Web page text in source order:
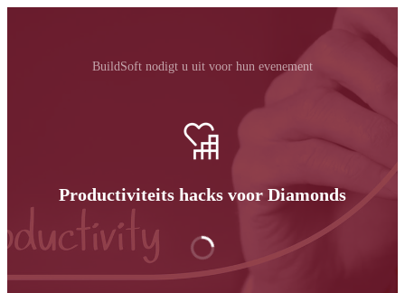
BuildSoft nodigt u uit voor hun evenement
Productiviteits hacks voor Diamonds